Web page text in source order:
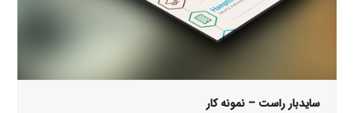
سایدبار راست – نمونه کار